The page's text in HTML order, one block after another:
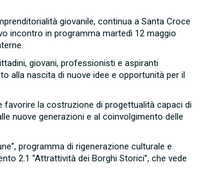
giovanile, continua a Santa Croce
incontro in programma martedì 12 maggio
giovani, professionisti e aspiranti
alla nascita di nuove idee e opportunità per il
favorire la costruzione di progettualità capaci di
nuove generazioni e al coinvolgimento delle
programma di rigenerazione culturale e
2.1 “Attrattività dei Borghi Storici”, che vede